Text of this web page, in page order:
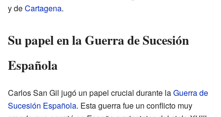
y deCartagena.
Su papel en la Guerra de Sucesión
Española
Carlos San Gil jugó un papel crucial durante laGuerra de
Sucesión Española. Esta guerra fue un conflicto muy